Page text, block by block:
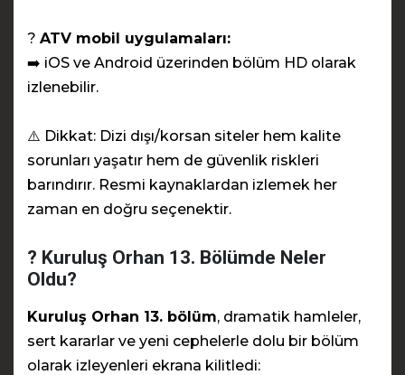
? ATV mobil uygulamaları:
➡️ iOS ve Android üzerinden bölüm HD olarak
izlenebilir.
⚠️ Dikkat: Dizi dışı/korsan siteler hem kalite
sorunları yaşatır hem de güvenlik riskleri
barındırır. Resmi kaynaklardan izlemek her
zaman en doğru seçenektir.
? Kuruluş Orhan 13. Bölümde Neler
Oldu?
Kuruluş Orhan 13. bölüm, dramatik hamleler,
sert kararlar ve yeni cephelerle dolu bir bölüm
olarak izleyenleri ekrana kilitledi: